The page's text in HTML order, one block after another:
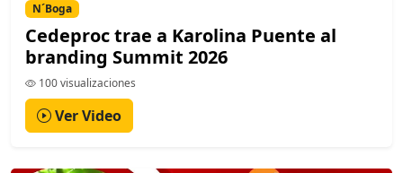
N´Boga
Cedeproc trae a Karolina Puente al
branding Summit 2026
100 visualizaciones
Ver Video